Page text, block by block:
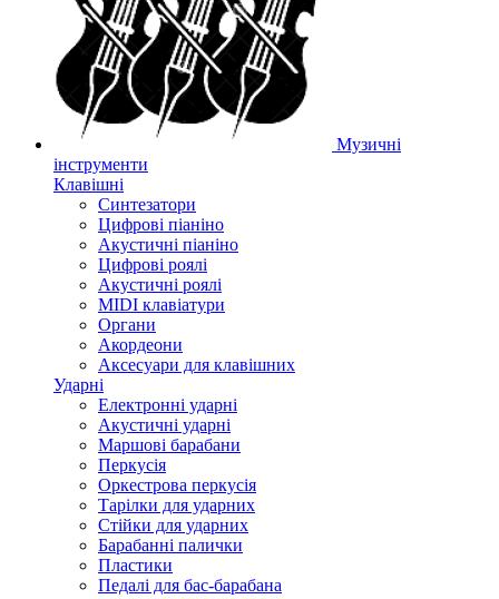
Музичні
інструменти
Клавішні
Синтезатори
Цифрові піаніно
Акустичні піаніно
Цифрові роялі
Акустичні роялі
MIDI клавіатури
Органи
Акордеони
Аксесуари для клавішних
Ударні
Електронні ударні
Акустичні ударні
Маршові барабани
Перкусія
Оркестрова перкусія
Тарілки для ударних
Стійки для ударних
Барабанні палички
Пластики
Педалі для бас-барабана